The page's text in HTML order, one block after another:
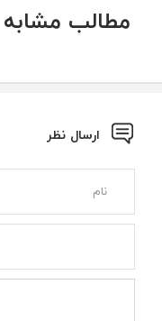
مطالب مشابه
ارسال نظر